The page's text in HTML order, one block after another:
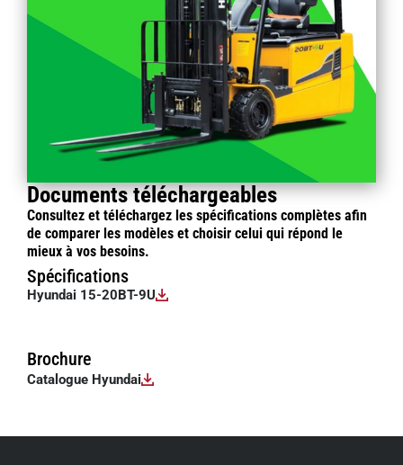
Documents téléchargeables
Consultez et téléchargez les spécifications complètes afin
de comparer les modèles et choisir celui qui répond le
mieux à vos besoins.
Spécifications
Hyundai 15-20BT-9U
Brochure
Catalogue Hyundai